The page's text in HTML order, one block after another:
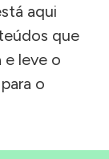
aqui
que
e leve o
o